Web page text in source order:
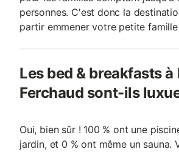
personnes. C'est donc la
partir emmener votre petite
Les bed & breakfasts
Ferchaud sont-ils
Oui, bien sûr ! 100 % ont une
jardin, et 0 % ont même un sauna.